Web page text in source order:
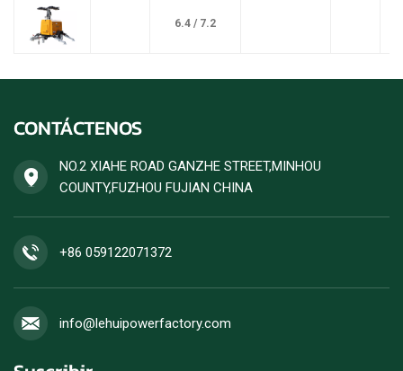
6.4 / 7.2
CONTÁCTENOS
NO.2 XIAHE ROAD GANZHE STREET,MINHOU
COUNTY,FUZHOU FUJIAN CHINA
+86 059122071372
info@lehuipowerfactory.com